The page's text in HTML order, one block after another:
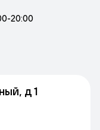
при
20:00
д 1